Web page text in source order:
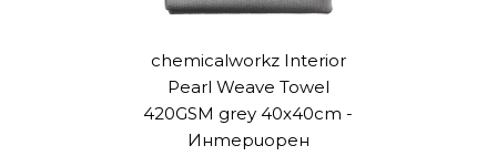
chemicalworkz Interior
Pearl Weave Towel
420GSM grey 40x40cm -
Интериорен